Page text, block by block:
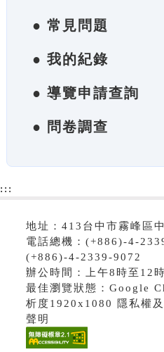
● 常見問題
● 我的紀錄
● 導覽申請查詢
● 問卷調查
:::
地址：413台中市霧峰區
電話總機：(+886)-4-
(+886)-4-2339-9072
辦公時間：上午8時至12
最佳瀏覽狀態：Google
析度1920x1080 隱私權
聲明